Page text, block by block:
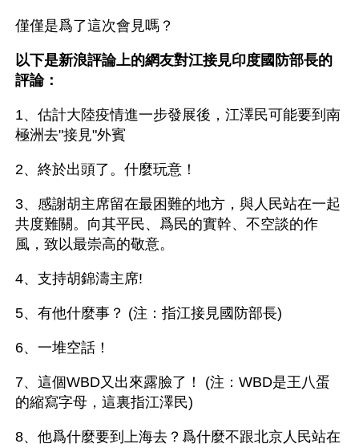
僅僅是爲了這次會見嗎？
以下是新浪評論上的網友對江接見印度國防部長的
評論：
1、估計大陸疫情進一步發展後，江澤民可能要到南
極洲去"接見"外賓
2、終於出頭了。什麼玩意！
3、感謝胡主席留在最困難的地方，與人民站在一起
共度難關。向其平民、爲民的實幹、不空談的作
風，致以最崇高的敬意。
4、支持胡錦濤主席!
5、有他什麼事？ (注：指江接見國防部長)
6、一堆空話！
7、這個WBD又出來露臉了！ (注：WBD是王八蛋
的縮寫字母，這裏指江澤民)
8、他爲什麼要到上海去？爲什麼不跟北京人民站在